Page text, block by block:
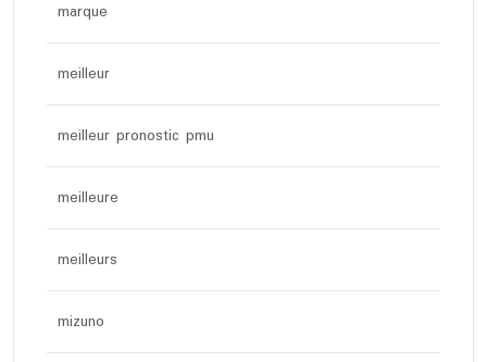
marque
meilleur
meilleur pronostic pmu
meilleure
meilleurs
mizuno